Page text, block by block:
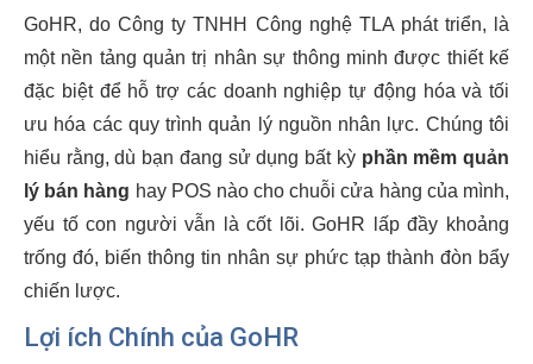
GoHR, do Công ty TNHH Công nghệ TLA phát triển, là
một nền tảng quản trị nhân sự thông minh được thiết kế
đặc biệt để hỗ trợ các doanh nghiệp tự động hóa và tối
ưu hóa các quy trình quản lý nguồn nhân lực. Chúng tôi
hiểu rằng, dù bạn đang sử dụng bất kỳ phần mềm quản
lý bán hàng hay POS nào cho chuỗi cửa hàng của mình,
yếu tố con người vẫn là cốt lõi. GoHR lấp đầy khoảng
trống đó, biến thông tin nhân sự phức tạp thành đòn bẩy
chiến lược.
Lợi ích Chính của GoHR